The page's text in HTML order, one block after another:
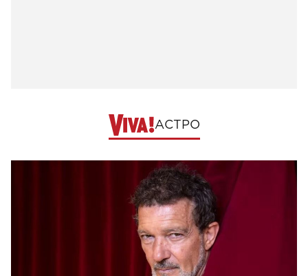
АСТРО